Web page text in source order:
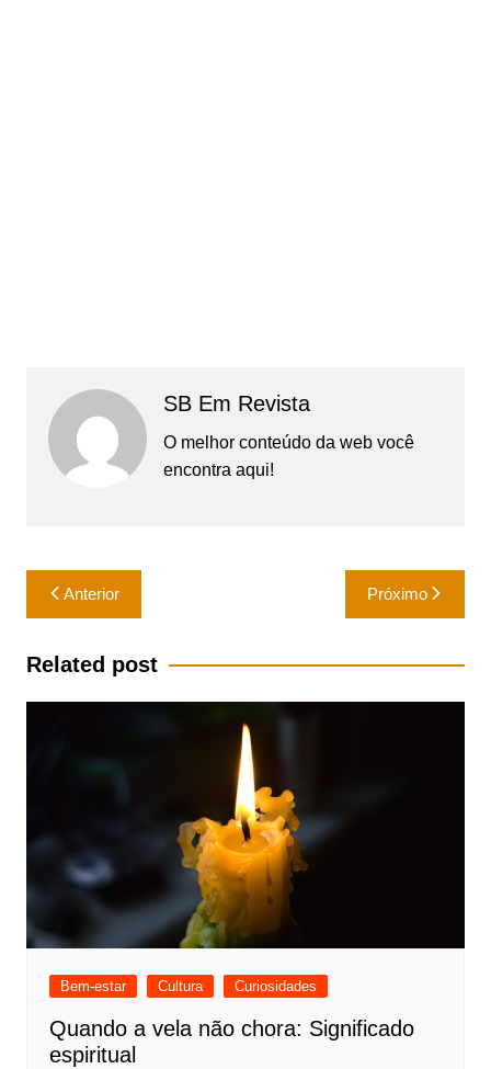
SB Em Revista
O melhor conteúdo da web você
encontra aqui!
Navegação
de
Post
Anterior Próximo
Related post
Bem-estar Cultura Curiosidades
Quando a vela não chora: Significado
espiritual